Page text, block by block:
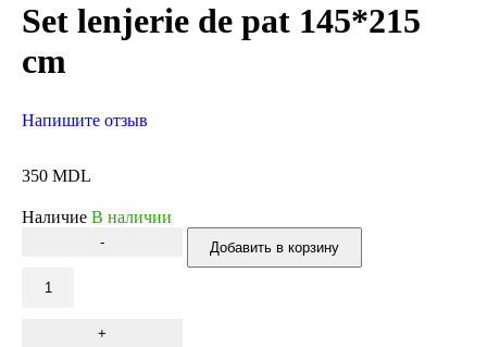
Set lenjerie de pat 145*215
cm
Напишите отзыв
350 MDL
Наличие В наличии
Добавить в корзину